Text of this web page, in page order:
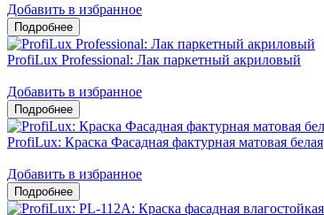
Добавить в избранное
ProfiLux Professional: Лак паркетный акриловый
Добавить в избранное
ProfiLux: Краска Фасадная фактурная матовая белая
Добавить в избранное